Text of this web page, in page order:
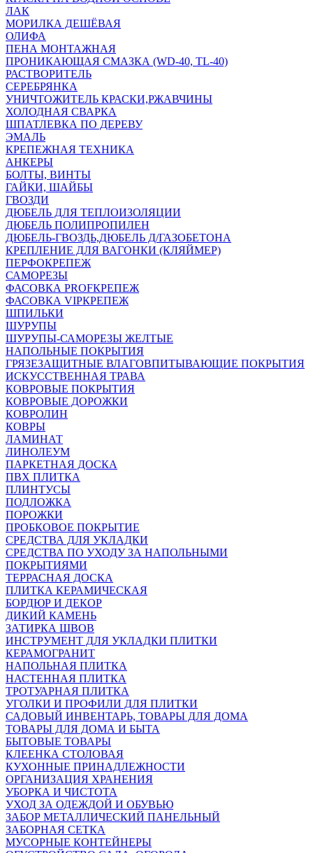
ЛАК
МОРИЛКА ДЕШЁВАЯ
ОЛИФА
ПЕНА МОНТАЖНАЯ
ПРОНИКАЮЩАЯ СМАЗКА (WD-40, TL-40)
РАСТВОРИТЕЛЬ
СЕРЕБРЯНКА
УНИЧТОЖИТЕЛЬ КРАСКИ,РЖАВЧИНЫ
ХОЛОДНАЯ СВАРКА
ШПАТЛЕВКА ПО ДЕРЕВУ
ЭМАЛЬ
КРЕПЕЖНАЯ ТЕХНИКА
АНКЕРЫ
БОЛТЫ, ВИНТЫ
ГАЙКИ, ШАЙБЫ
ГВОЗДИ
ДЮБЕЛЬ ДЛЯ ТЕПЛОИЗОЛЯЦИИ
ДЮБЕЛЬ ПОЛИПРОПИЛЕН
ДЮБЕЛЬ-ГВОЗДЬ,ДЮБЕЛЬ Д/ГАЗОБЕТОНА
КРЕПЛЕНИЕ ДЛЯ ВАГОНКИ (КЛЯЙМЕР)
ПЕРФОКРЕПЕЖ
САМОРЕЗЫ
ФАСОВКА PROFКРЕПЕЖ
ФАСОВКА VIPКРЕПЕЖ
ШПИЛЬКИ
ШУРУПЫ
ШУРУПЫ-САМОРЕЗЫ ЖЕЛТЫЕ
НАПОЛЬНЫЕ ПОКРЫТИЯ
ГРЯЗЕЗАЩИТНЫЕ ВЛАГОВПИТЫВАЮЩИЕ ПОКРЫТИЯ
ИСКУССТВЕННАЯ ТРАВА
КОВРОВЫЕ ПОКРЫТИЯ
КОВРОВЫЕ ДОРОЖКИ
КОВРОЛИН
КОВРЫ
ЛАМИНАТ
ЛИНОЛЕУМ
ПАРКЕТНАЯ ДОСКА
ПВХ ПЛИТКА
ПЛИНТУСЫ
ПОДЛОЖКА
ПОРОЖКИ
ПРОБКОВОЕ ПОКРЫТИЕ
СРЕДСТВА ДЛЯ УКЛАДКИ
СРЕДСТВА ПО УХОДУ ЗА НАПОЛЬНЫМИ
ПОКРЫТИЯМИ
ТЕРРАСНАЯ ДОСКА
ПЛИТКА КЕРАМИЧЕСКАЯ
БОРДЮР И ДЕКОР
ДИКИЙ КАМЕНЬ
ЗАТИРКА ШВОВ
ИНСТРУМЕНТ ДЛЯ УКЛАДКИ ПЛИТКИ
КЕРАМОГРАНИТ
НАПОЛЬНАЯ ПЛИТКА
НАСТЕННАЯ ПЛИТКА
ТРОТУАРНАЯ ПЛИТКА
УГОЛКИ И ПРОФИЛИ ДЛЯ ПЛИТКИ
САДОВЫЙ ИНВЕНТАРЬ, ТОВАРЫ ДЛЯ ДОМА
ТОВАРЫ ДЛЯ ДОМА И БЫТА
БЫТОВЫЕ ТОВАРЫ
КЛЕЕНКА СТОЛОВАЯ
КУХОННЫЕ ПРИНАДЛЕЖНОСТИ
ОРГАНИЗАЦИЯ ХРАНЕНИЯ
УБОРКА И ЧИСТОТА
УХОД ЗА ОДЕЖДОЙ И ОБУВЬЮ
ЗАБОР МЕТАЛЛИЧЕСКИЙ ПАНЕЛЬНЫЙ
ЗАБОРНАЯ СЕТКА
МУСОРНЫЕ КОНТЕЙНЕРЫ